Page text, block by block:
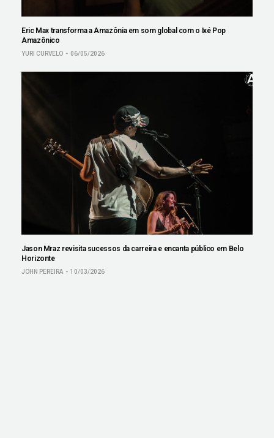
Eric Max transforma a Amazônia em som global com o Ixé Pop
Amazônico
YURI CURVELO 06/05/2026
Jason Mraz revisita sucessos da carreira e encanta público em Belo
Horizonte
JOHN PEREIRA 10/03/2026